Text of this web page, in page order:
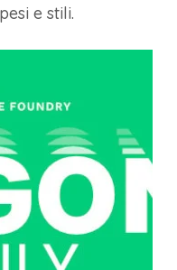
e stili.